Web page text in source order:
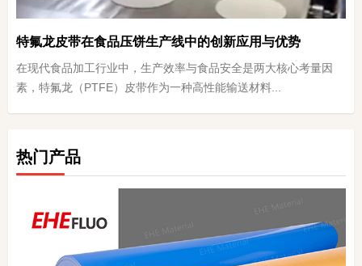
特氟龙皮带在食品压饼生产线中的创新应用与优势
在现代食品加工行业中，生产效率与食品安全是两大核心考量因
素，特氟龙（PTFE）皮带作为一种高性能输送材料...
热门产品